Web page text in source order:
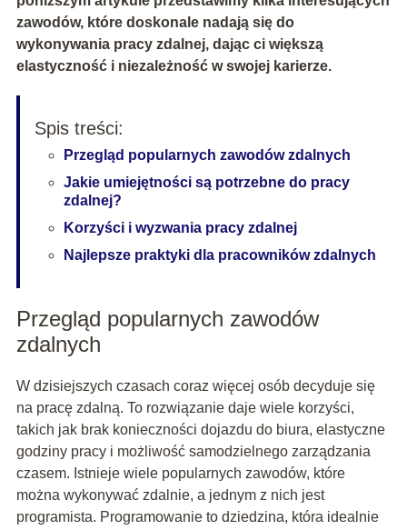
zawodów, które doskonale nadają się do
wykonywania pracy zdalnej, dając ci większą
elastyczność i niezależność w swojej karierze.
Spis treści:
Przegląd popularnych zawodów zdalnych
Jakie umiejętności są potrzebne do pracy
zdalnej?
Korzyści i wyzwania pracy zdalnej
Najlepsze praktyki dla pracowników zdalnych
Przegląd popularnych zawodów
zdalnych
W dzisiejszych czasach coraz więcej osób decyduje się
na pracę zdalną. To rozwiązanie daje wiele korzyści,
takich jak brak konieczności dojazdu do biura, elastyczne
godziny pracy i możliwość samodzielnego zarządzania
czasem. Istnieje wiele popularnych zawodów, które
można wykonywać zdalnie, a jednym z nich jest
programista. Programowanie to dziedzina, która idealnie